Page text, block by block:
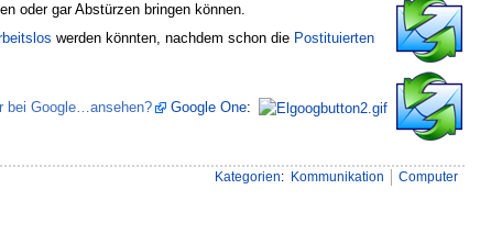
oder gar Abstürzen bringen können.
werden könnten, nachdem schon die Postituierten
bei Google…ansehen? Google One:
Kategorien: Kommunikation Computer